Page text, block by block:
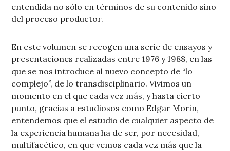
entendida no sólo en términos de su contenido sino
del proceso productor.
En este volumen se recogen una serie de ensayos y
presentaciones realizadas entre 1976 y 1988, en las
que se nos introduce al nuevo concepto de “lo
complejo”, de lo transdisciplinario. Vivimos un
momento en el que cada vez más, y hasta cierto
punto, gracias a estudiosos como Edgar Morin,
entendemos que el estudio de cualquier aspecto de
la experiencia humana ha de ser, por necesidad,
multifacético, en que vemos cada vez más que la